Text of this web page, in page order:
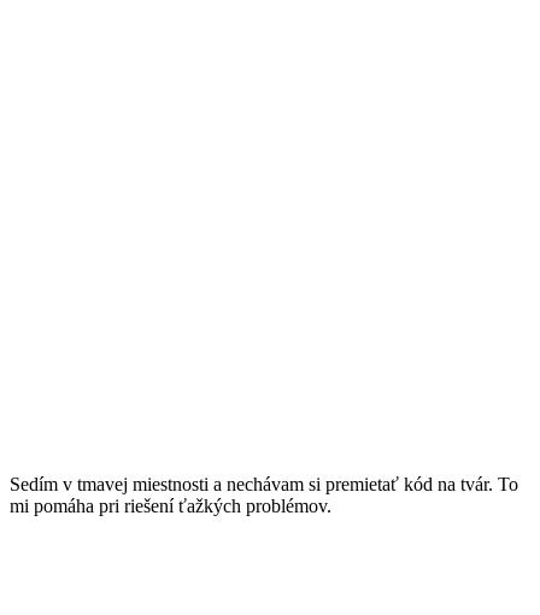
Sedím v tmavej miestnosti a nechávam si premietať kód na tvár. To
mi pomáha pri riešení ťažkých problémov.